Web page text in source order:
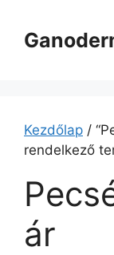
tartalomba
Kezdőlap /
rendelkező
ár